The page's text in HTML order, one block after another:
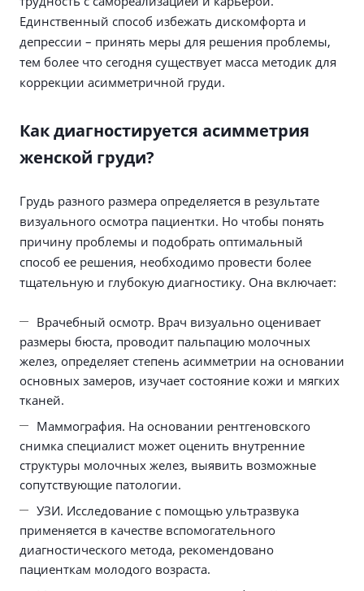
Единственный способ избежать дискомфорта и
депрессии – принять меры для решения проблемы,
тем более что сегодня существует масса методик для
коррекции асимметричной груди.
Как диагностируется асимметрия
женской груди?
Грудь разного размера определяется в результате
визуального осмотра пациентки. Но чтобы понять
причину проблемы и подобрать оптимальный
способ ее решения, необходимо провести более
тщательную и глубокую диагностику. Она включает:
Врачебный осмотр. Врач визуально оценивает
размеры бюста, проводит пальпацию молочных
желез, определяет степень асимметрии на основании
основных замеров, изучает состояние кожи и мягких
тканей.
Маммография. На основании рентгеновского
снимка специалист может оценить внутренние
структуры молочных желез, выявить возможные
сопутствующие патологии.
УЗИ. Исследование с помощью ультразвука
применяется в качестве вспомогательного
диагностического метода, рекомендовано
пациенткам молодого возраста.